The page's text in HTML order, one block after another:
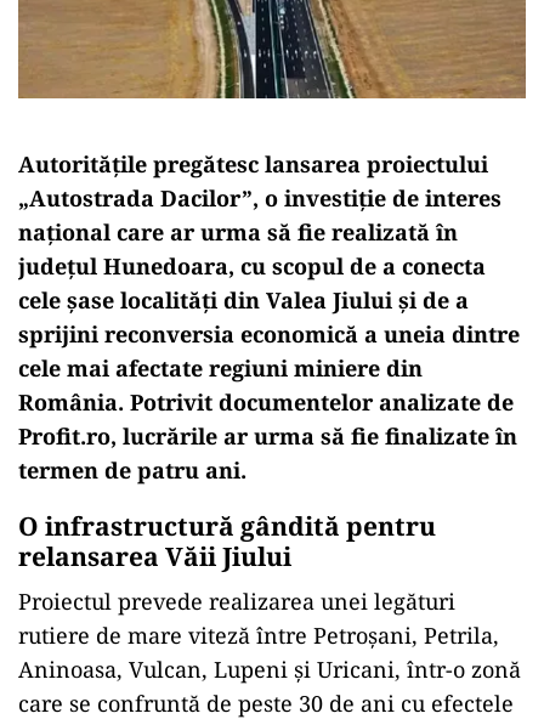
Autoritățile pregătesc lansarea proiectului
„Autostrada Dacilor”, o investiție de interes
național care ar urma să fie realizată în
județul Hunedoara, cu scopul de a conecta
cele șase localități din Valea Jiului și de a
sprijini reconversia economică a uneia dintre
cele mai afectate regiuni miniere din
România. Potrivit documentelor analizate de
Profit.ro, lucrările ar urma să fie finalizate în
termen de patru ani.
O infrastructură gândită pentru
relansarea Văii Jiului
Proiectul prevede realizarea unei legături
rutiere de mare viteză între Petroșani, Petrila,
Aninoasa, Vulcan, Lupeni și Uricani, într-o zonă
care se confruntă de peste 30 de ani cu efectele